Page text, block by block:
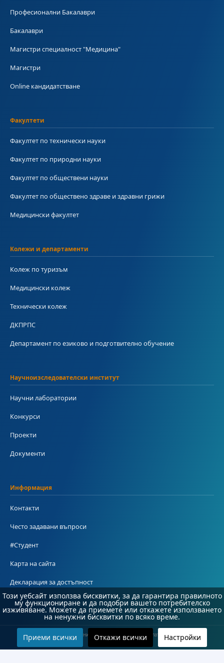
Професионални Бакалаври
Бакалаври
Магистри специалност "Медицина"
Магистри
Online кандидатстване
Факултети
Факултет по технически науки
Факултет по природни науки
Факултет по обществени науки
Факултет по обществено здраве и здравни грижи
Медицински факултет
Колежи и департаменти
Колеж по туризъм
Медицински колеж
Технически колеж
ДКПРПС
Департамент по езиково и подготвително обучение
Научноизследователски институт
Научни лаборатории
Конкурси
Проекти
Документи
Информация
Контакти
Често задавани въпроси
#Студент
Карта на сайта
Декларация за достъпност
© 2026 Бургаски държавен университет "Проф. д-р Асен Златаров". Всички права
запазени.
Този уебсайт използва бисквитки, за да гарантира правилното
му функциониране и да подобри вашето потребителско
изживяване. Можете да приемете или откажете използването
на ненужни бисквитки по всяко време.
Приеми всички Откажи всички Настройки